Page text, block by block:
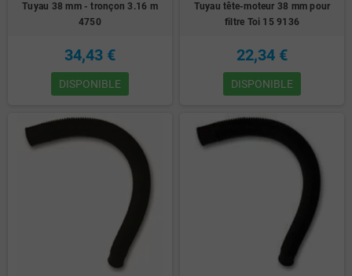
Tuyau 38 mm - tronçon 3.16 m
4750
34,43 €
DISPONIBLE
Tuyau tête-moteur 38 mm pour
filtre Toi 15 9136
22,34 €
DISPONIBLE